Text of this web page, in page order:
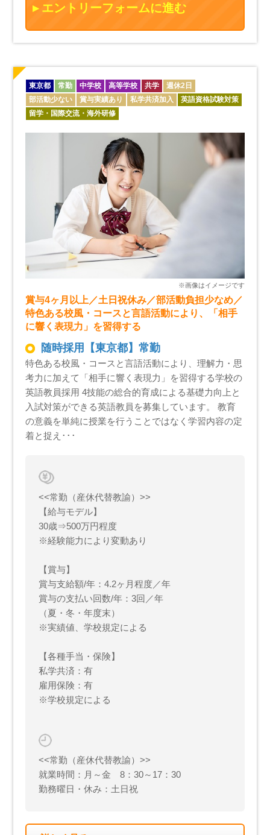
エントリーフォームに進む
東京都 常勤 中学校 高等学校 共学
週休2日
部活動少ない
賞与実績あり 私学共済加入
英語資格試験対策
留学・国際交流・海外研修
賞与4ヶ月以上／土日祝休み／部活動負担少なめ／
特色ある校風・コースと言語活動により、「相手
に響く表現力」を習得する
随時採用【東京都】常勤
特色ある校風・コースと言語活動により、理解力・思
考力に加えて「相手に響く表現力」を習得する学校の
英語教員採用 4技能の総合的育成による基礎力向上と
入試対策ができる英語教員を募集しています。 教育
の意義を単純に授業を行うことではなく学習内容の定
着と捉え･･･
<<常勤（産休代替教諭）>>
【給与モデル】
30歳⇒500万円程度
※経験能力により変動あり
【賞与】
賞与支給額/年：4.2ヶ月程度／年
賞与の支払い回数/年：3回／年
（夏・冬・年度末）
※実績値、学校規定による
【各種手当・保険】
私学共済：有
雇用保険：有
※学校規定による
<<常勤（産休代替教諭）>>
就業時間：月～金 8：30～17：30
勤務曜日・休み：土日祝